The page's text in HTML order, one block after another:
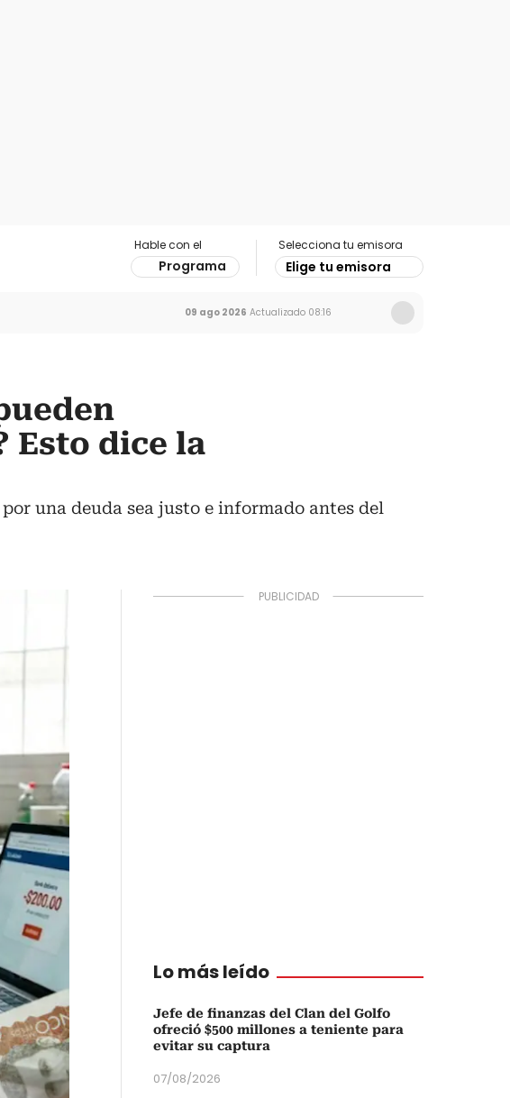
Hable con el
Programa
Selecciona tu emisora
Elige tu emisora
09 ago 2026 Actualizado 08:16
Esto dice la
una deuda sea justo e informado antes del
Lo más leído
Jefe de finanzas del Clan del Golfo
ofreció $500 millones a teniente para
evitar su captura
07/08/2026